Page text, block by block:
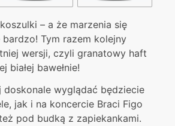
– a że marzenia się
bardzo! Tym razem kolejny
wersji, czyli granatowy haft
białej bawełnie!
doskonale wyglądać będziecie
jak i na koncercie Braci Figo
pod budką z zapiekankami.